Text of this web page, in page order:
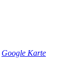
Google Karte